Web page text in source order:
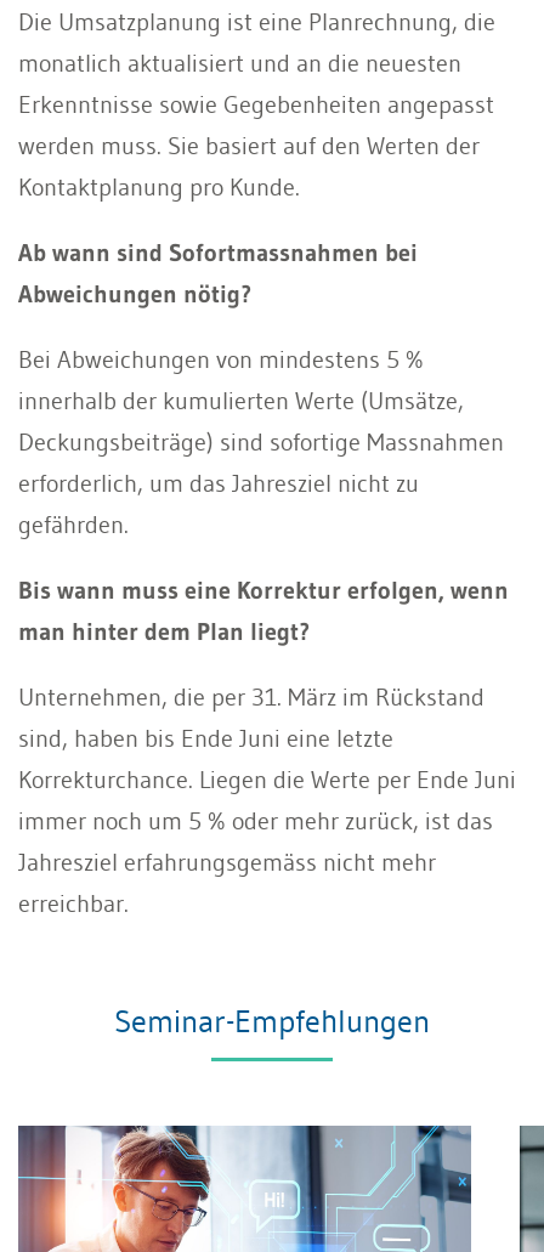
Die Umsatzplanung ist eine Planrechnung, die
monatlich aktualisiert und an die neuesten
Erkenntnisse sowie Gegebenheiten angepasst
werden muss. Sie basiert auf den Werten der
Kontaktplanung pro Kunde.
Ab wann sind Sofortmassnahmen bei
Abweichungen nötig?
Bei Abweichungen von mindestens 5 %
innerhalb der kumulierten Werte (Umsätze,
Deckungsbeiträge) sind sofortige Massnahmen
erforderlich, um das Jahresziel nicht zu
gefährden.
Bis wann muss eine Korrektur erfolgen, wenn
man hinter dem Plan liegt?
Unternehmen, die per 31. März im Rückstand
sind, haben bis Ende Juni eine letzte
Korrekturchance. Liegen die Werte per Ende Juni
immer noch um 5 % oder mehr zurück, ist das
Jahresziel erfahrungsgemäss nicht mehr
erreichbar.
Seminar-Empfehlungen